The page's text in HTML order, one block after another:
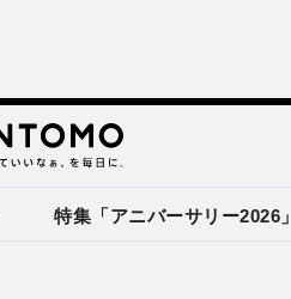
特集「アニバーサリー2026」